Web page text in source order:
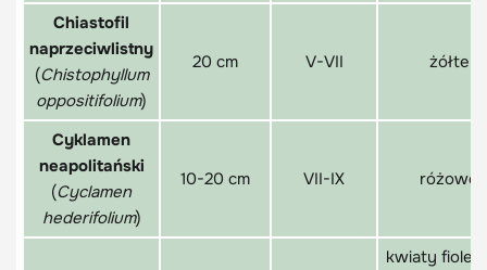
Chiastofil
naprzeciwlistny
(Chistophyllum
oppositifolium)
20 cm V-VII żółte
Cyklamen
neapolitański
(Cyclamen
hederifolium)
10-20 cm VII-IX różowe
kwiaty